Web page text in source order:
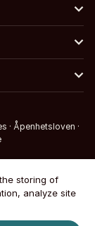
· Åpenhetsloven ·
storing of
analyze site